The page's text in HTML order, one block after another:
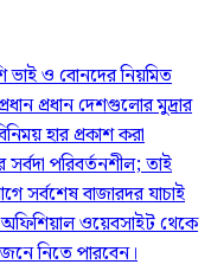
ভাই ও বোনদের নিয়মিত
প্রধান দেশগুলোর মুদ্রার
হার প্রকাশ করা
পরিবর্তনশীল; তাই
সর্বশেষ বাজারদর যাচাই
ওয়েবসাইট থেকে
নিতে পারবেন।